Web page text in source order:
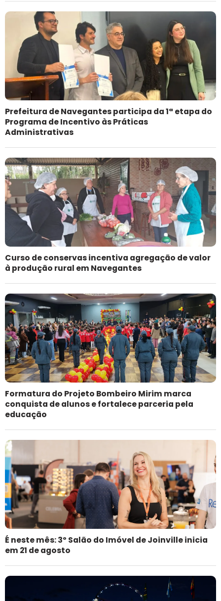
Prefeitura de Navegantes participa da 1ª etapa do
Programa de Incentivo às Práticas
Administrativas
Curso de conservas incentiva agregação de valor
à produção rural em Navegantes
Formatura do Projeto Bombeiro Mirim marca
conquista de alunos e fortalece parceria pela
educação
É neste mês: 3º Salão do Imóvel de Joinville inicia
em 21 de agosto